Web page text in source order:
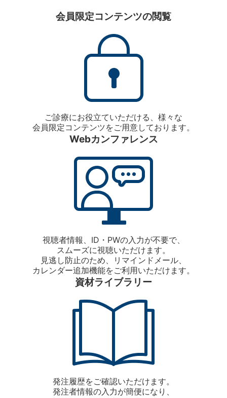
会員限定コンテンツの閲覧
ご診療にお役立ていただける、様々な
会員限定コンテンツをご用意しております。
Webカンファレンス
視聴者情報、ID・PWの入力が不要で、
スムーズに視聴いただけます。
見逃し防止のため、リマインドメール、
カレンダー追加機能をご利用いただけます。
資材ライブラリー
発注履歴をご確認いただけます。
発注者情報の入力が簡便になり、